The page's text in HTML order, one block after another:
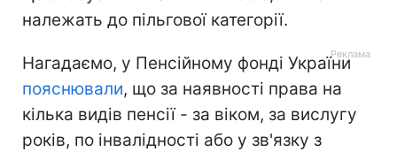
належать до пільгової категорії.
Нагадаємо, у Пенсійному фонді України
пояснювали, що за наявності права на
кілька видів пенсії - за віком, за вислугу
років, по інвалідності або у зв'язку з